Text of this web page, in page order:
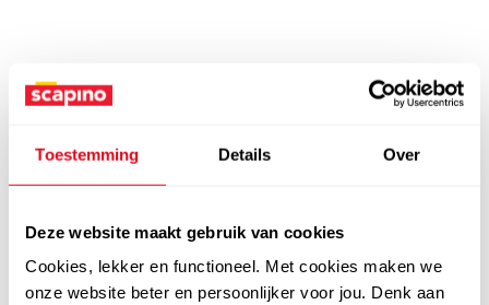
Toestemming Details Over
Deze website maakt gebruik van cookies
Cookies, lekker en functioneel. Met cookies maken we
onze website beter en persoonlijker voor jou. Denk aan